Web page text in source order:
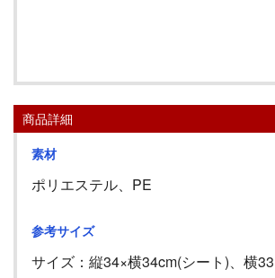
商品詳細
素材
ポリエステル、PE
参考サイズ
サイズ：縦34×横34cm(シート)、 横33